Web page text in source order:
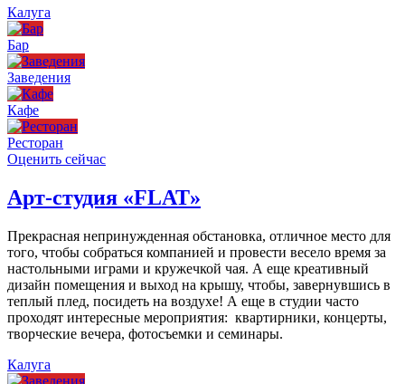
Калуга
Бар
Заведения
Кафе
Ресторан
Оценить сейчас
Арт-студия «FLAT»
Прекрасная непринужденная обстановка, отличное место для
того, чтобы собраться компанией и провести весело время за
настольными играми и кружечкой чая. А еще креативный
дизайн помещения и выход на крышу, чтобы, завернувшись в
теплый плед, посидеть на воздухе! А еще в студии часто
проходят интересные мероприятия: квартирники, концерты,
творческие вечера, фотосъемки и семинары.
Калуга